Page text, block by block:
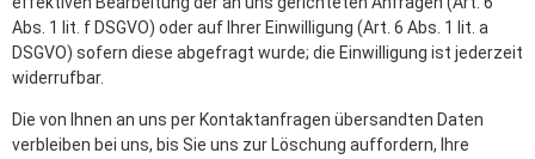
Abs. 1 lit. f DSGVO) oder auf Ihrer Einwilligung (Art. 6 Abs. 1 lit. a
DSGVO) sofern diese abgefragt wurde; die Einwilligung ist jederzeit
widerrufbar.
Die von Ihnen an uns per Kontaktanfragen übersandten Daten
verbleiben bei uns, bis Sie uns zur Löschung auffordern, Ihre